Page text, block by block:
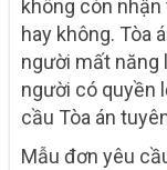
không còn
hay không. Tòa
người mất năng
người có quyền
cầu Tòa án
Mẫu đơn yêu